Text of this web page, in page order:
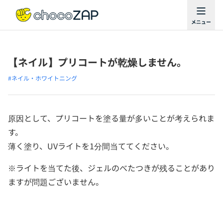
【ネイル】プリコートが乾燥しません。
#ネイル・ホワイトニング
原因として、プリコートを塗る量が多いことが考えられま
す。
薄く塗り、UVライトを1分間当ててください。
※ライトを当てた後、ジェルのべたつきが残ることがあり
ますが問題ございません。